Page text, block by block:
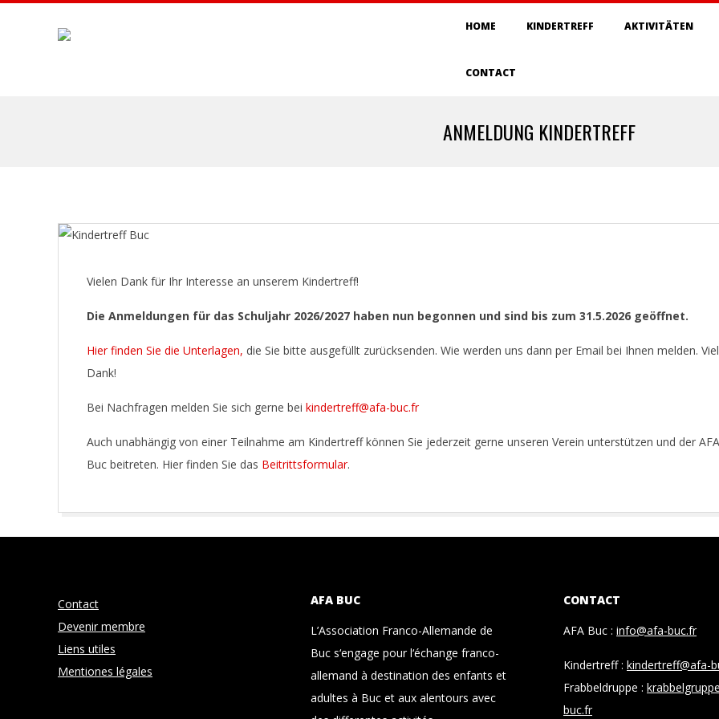
B
HOME KINDERTREFF AKTIVITÄTEN
CONTACT
ANMELDUNG KINDERTREFF
Vielen Dank für Ihr Interesse an unserem Kindertreff!
Die Anmeldungen für das Schuljahr 2026/2027 haben nun begonnen und sind bis zum 31.5.2026 geöffnet.
Hier finden Sie die Unterlagen, die Sie bitte ausgefüllt zurücksenden. Wie werden uns dann per Email bei Ihnen melden.
Dank!
Bei Nachfragen melden Sie sich gerne bei kindertreff@afa-buc.fr
Auch unabhängig von einer Teilnahme am Kindertreff können Sie jederzeit gerne unseren Verein unterstützen und der AFA
Buc beitreten. Hier finden Sie das Beitrittsformular.
Contact
Devenir membre
Liens utiles
Mentiones légales
AFA BUC
L’Association Franco-Allemande de
Buc s‘engage pour l‘échange franco-
allemand à destination des enfants et
adultes à Buc et aux alentours avec
CONTACT
AFA Buc : info@afa-buc.fr
Kindertreff : kindertreff@afa-
Frabbeldruppe :
buc.fr